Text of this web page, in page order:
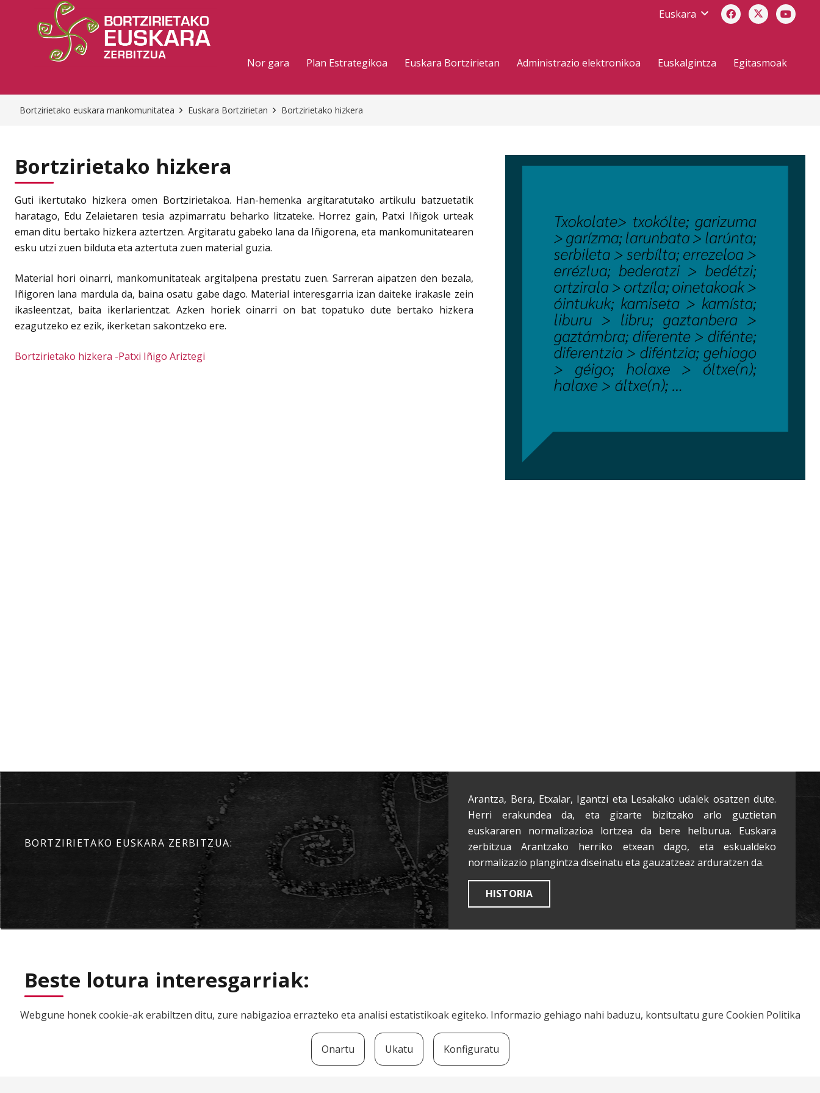
Euskara
Nor gara Plan Estrategikoa Euskara Bortzirietan Administrazio elektronikoa Euskalgintza Egitasmoak
Bortzirietako euskara mankomunitatea Euskara Bortzirietan Bortzirietako hizkera
Bortzirietako hizkera
Guti ikertutako hizkera omen Bortzirietakoa. Han-hemenka argitaratutako artikulu batzuetatik
haratago, Edu Zelaietaren tesia azpimarratu beharko litzateke. Horrez gain, Patxi Iñigok urteak
eman ditu bertako hizkera aztertzen. Argitaratu gabeko lana da Iñigorena, eta mankomunitatearen
esku utzi zuen bilduta eta aztertuta zuen material guzia.
Material hori oinarri, mankomunitateak argitalpena prestatu zuen. Sarreran aipatzen den bezala,
Iñigoren lana mardula da, baina osatu gabe dago. Material interesgarria izan daiteke irakasle zein
ikasleentzat, baita ikerlarientzat. Azken horiek oinarri on bat topatuko dute bertako hizkera
ezagutzeko ez ezik, ikerketan sakontzeko ere.
Bortzirietako hizkera -Patxi Iñigo Ariztegi
BORTZIRIETAKO EUSKARA ZERBITZUA:
Arantza, Bera, Etxalar, Igantzi eta Lesakako udalek osatzen dute.
Herri erakundea da, eta gizarte bizitzako arlo guztietan
euskararen normalizazioa lortzea da bere helburua. Euskara
zerbitzua Arantzako herriko etxean dago, eta eskualdeko
normalizazio plangintza diseinatu eta gauzatzeaz arduratzen da.
HISTORIA
Beste lotura interesgarriak:
Webgune honek cookie-ak erabiltzen ditu, zure nabigazioa errazteko eta analisi estatistikoak egiteko. Informazio gehiago nahi baduzu, kontsultatu gure Cookien Politika
Onartu Ukatu Konfiguratu